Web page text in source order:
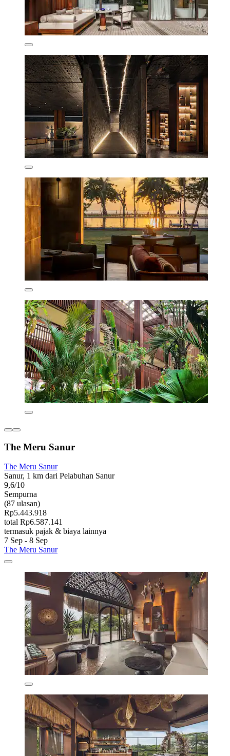
The Meru Sanur
The Meru Sanur
Sanur, 1 km dari Pelabuhan Sanur
9,6/10
Sempurna
(87 ulasan)
Rp5.443.918
total Rp6.587.141
termasuk pajak & biaya lainnya
7 Sep - 8 Sep
The Meru Sanur